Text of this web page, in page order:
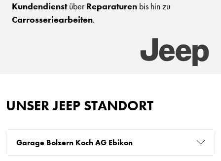
KundendienstüberReparaturen bis hin zu
Carrosseriearbeiten.
UNSER JEEP STANDORT
Garage Bolzern Koch AG Ebikon